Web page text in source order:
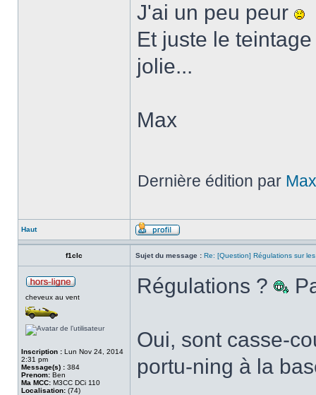
J'ai un peu peur
Et juste le
jolie...
Max
Dernière édition par
Haut
f1clc Sujet du message : Re: [Question] Régulations sur
cheveux au vent
Inscription : Lun Nov 24, 2014
2:31 pm
Message(s) : 384
Prenom: Ben
Ma MCC: M3CC DCi 110
Localisation: (74)
Régulations ?
Oui, sont casse-
portu-ning à la